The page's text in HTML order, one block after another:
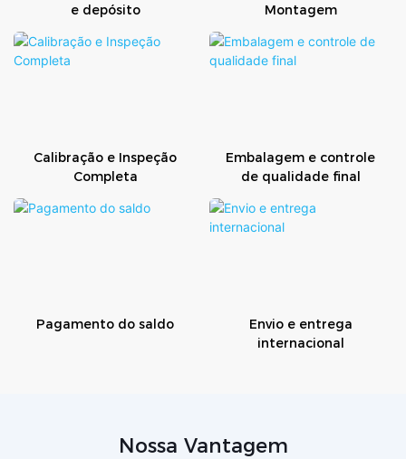
e depósito
Montagem
Calibração e Inspeção
Completa
Embalagem e controle
de qualidade final
Pagamento do saldo
Envio e entrega
internacional
Nossa Vantagem